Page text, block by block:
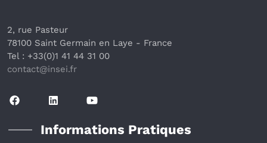
2, rue Pasteur
78100 Saint Germain en Laye - France
Tel : +33(0)1 41 44 31 00
contact@insei.fr
Informations Pratiques